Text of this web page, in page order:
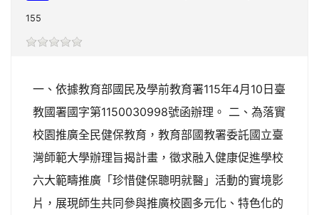
155
一、依據教育部國民及學前教育署115年4月10日臺
教國署國字第1150030998號函辦理。 二、為落實
校園推廣全民健保教育，教育部國教署委託國立臺
灣師範大學辦理旨揭計畫，徵求融入健康促進學校
六大範疇推廣「珍惜健保聰明就醫」活動的實境影
片，展現師生共同參與推廣校園多元化、特色化的